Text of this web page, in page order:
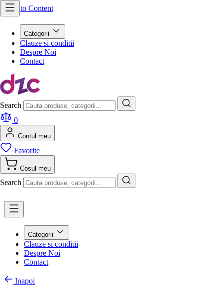
Skip to Content
Categorii
Clauze si conditii
Despre Noi
Contact
Search
0
Contul meu
Favorite
Cosul meu
Search
Categorii
Clauze si conditii
Despre Noi
Contact
Inapoi